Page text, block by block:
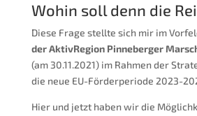
Wohin soll denn die
Diese Frage stellte sich mir im
der AktivRegion Pinneberger
(am 30.11.2021) im Rahmen der
die neue EU-Förderperiode 2023-
Hier und jetzt haben wir die